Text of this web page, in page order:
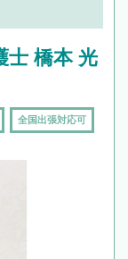
士 橋本 光
全国出張対応可